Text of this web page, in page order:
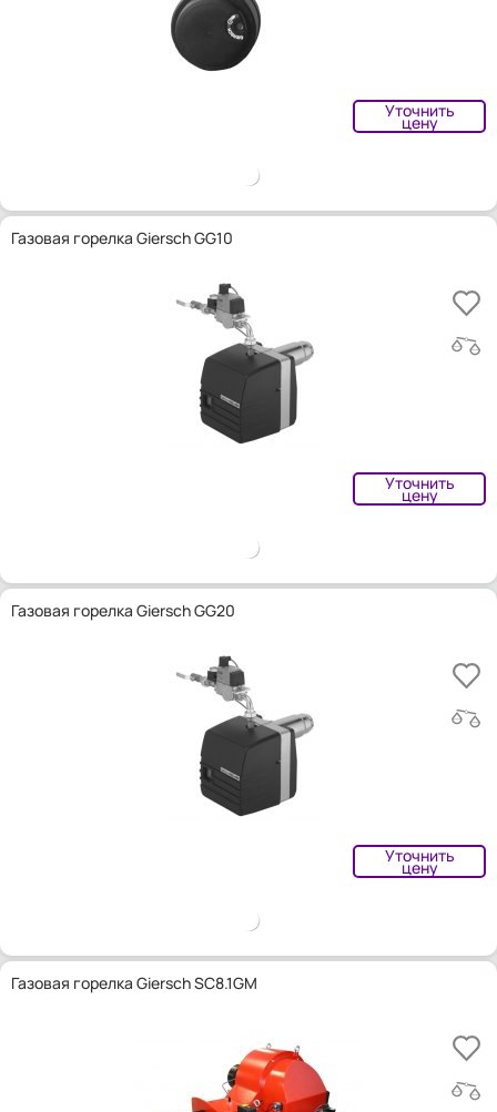
Уточнить
цену
Газовая горелка Giersch GG10
Уточнить
цену
Газовая горелка Giersch GG20
Уточнить
цену
Газовая горелка Giersch SC8.1GM